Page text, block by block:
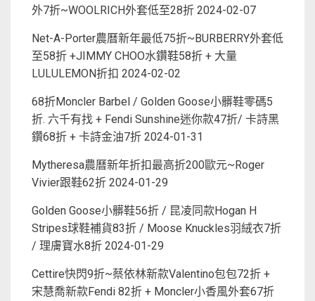
外7折~WOOLRICH外套低至28折 2024-02-07
Net-A-Porter農曆新年最低75折~BURBERRY外套低
至58折 +JIMMY CHOO水鑽鞋58折 + 大量
LULULEMON折扣 2024-02-02
68折Moncler Barbel / Golden Goose小髒鞋零碼5
折. 六千有找 + Fendi Sunshine迷你款47折/ 卡詩黑
鑽68折 + 卡詩金油7折 2024-01-31
Mytheresa農曆新年折扣最高折200歐元~Roger
Vivier跟鞋62折 2024-01-29
Golden Goose小髒鞋56折 / 昆凌同款Hogan H
Stripes球鞋補貨83折 / Moose Knuckles羽絨衣7折
/ 理膚寶水8折 2024-01-29
Cettire快閃9折~蔡依林新款Valentino包包72折 +
宋慧喬新款Fendi 82折 + Moncler小香風外套67折